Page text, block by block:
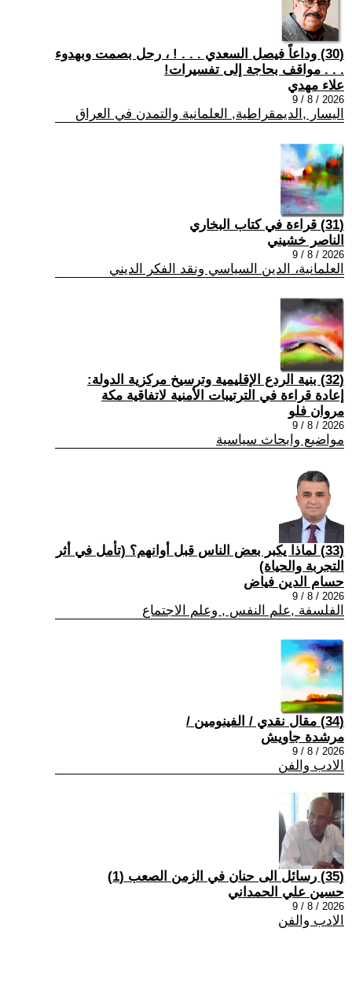
(30) وداعاً فيصل السعدي . . . ! ، رحل بصمت وبهدوء
. . . مواقف بحاجة إلى تفسيرات!
علاء مهدي
2026 / 8 / 9
اليسار ,الديمقراطية, العلمانية والتمدن في العراق
(31) قراءة في كتاب البخاري
الناصر خشيني
2026 / 8 / 9
العلمانية، الدين السياسي ونقد الفكر الديني
(32) بنية الردع الإقليمية وترسيخ مركزية الدولة:
إعادة قراءة في الترتيبات الأمنية لاتفاقية مكة
مروان فلو
2026 / 8 / 9
مواضيع وابحاث سياسية
(33) لماذا يكبر بعض الناس قبل أوانهم؟ (تأمل في أثر
التجربة والحياة)
حسام الدين فياض
2026 / 8 / 9
الفلسفة ,علم النفس , وعلم الاجتماع
(34) مقال نقدي / الفينومين /
مرشدة جاويش
2026 / 8 / 9
الادب والفن
(35) رسائل الى حنان في الزمن الصعب (1)
حسين علي الحمداني
2026 / 8 / 9
الادب والفن